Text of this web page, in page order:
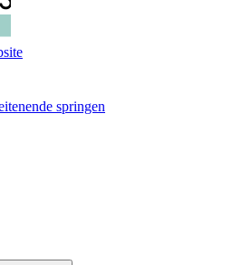
springen